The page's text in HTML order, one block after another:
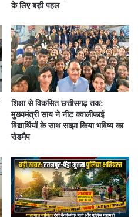
के लिए बड़ी पहल
शिक्षा से विकसित छत्तीसगढ़ तक:
मुख्यमंत्री साय ने नीट क्वालीफाई
विद्यार्थियों के साथ साझा किया भविष्य का
रोडमैप